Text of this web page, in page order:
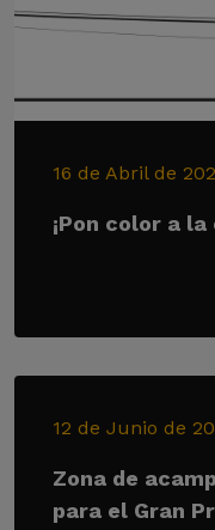
16 de Abril de
¡Pon color a
12 de Junio de
Zona de
para el Gran